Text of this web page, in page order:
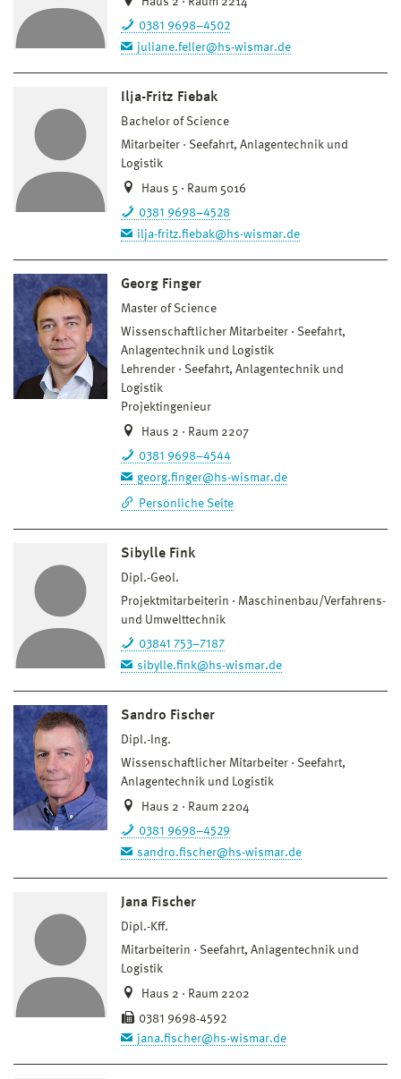
0381 9698–4502
juliane.feller@hs-wismar.de
Ilja-Fritz Fiebak
Bachelor of Science
Mitarbeiter
Seefahrt, Anlagentechnik und
Logistik
Haus 5 · Raum 5016
0381 9698–4528
ilja-fritz.fiebak@hs-wismar.de
Georg Finger
Master of Science
Wissenschaftlicher Mitarbeiter
Seefahrt,
Anlagentechnik und Logistik
Lehrender
Seefahrt, Anlagentechnik und
Logistik
Projektingenieur
Haus 2 · Raum 2207
0381 9698–4544
georg.finger@hs-wismar.de
Persönliche Seite
Sibylle Fink
Dipl.-Geol.
Projektmitarbeiterin
Maschinenbau/Verfahrens-
und Umwelttechnik
03841 753–7187
sibylle.fink@hs-wismar.de
Sandro Fischer
Dipl.-Ing.
Wissenschaftlicher Mitarbeiter
Seefahrt,
Anlagentechnik und Logistik
Haus 2 · Raum 2204
0381 9698–4529
sandro.fischer@hs-wismar.de
Jana Fischer
Dipl.-Kff.
Mitarbeiterin
Seefahrt, Anlagentechnik und
Logistik
Haus 2 · Raum 2202
0381 9698-4592
jana.fischer@hs-wismar.de